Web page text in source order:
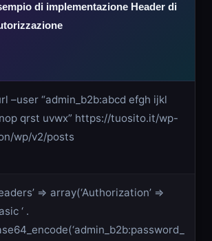
di implementazione Header di
–user “admin_b2b:abcd efgh ijkl
qrst uvwx” https://tuosito.it/wp-
wp/v2/posts
=> array(‘Authorization’ =>
‘ .